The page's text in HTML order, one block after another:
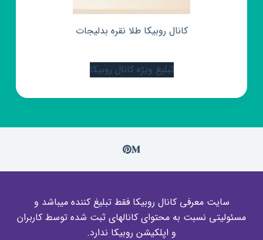
کانال روبیکا طلا نقره بدلیجات
تبلیغ ویژه کانال روبیکا
سایت معرفی کانال روبیکا فقط تبلیغ کننده میباشد و
مسئولیتی نسبت به محتوای کانالهای ثبت شده توسط کاربران
و اپلکیشن روبیکا ندارد.